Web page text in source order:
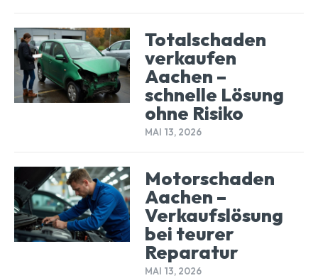
Totalschaden
verkaufen
Aachen –
schnelle Lösung
ohne Risiko
MAI 13, 2026
Motorschaden
Aachen –
Verkaufslösung
bei teurer
Reparatur
MAI 13, 2026